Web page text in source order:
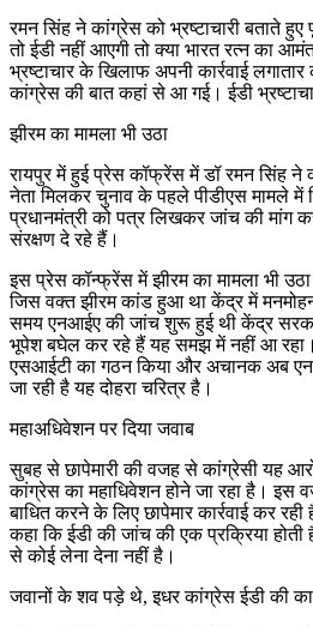
रमन सिंह ने कांग्रेस को भ्रष्टाचारी बताते हुए
तो ईडी नहीं आएगी तो क्या भारत रत्न का
भ्रष्टाचार के खिलाफ अपनी कार्रवाई
कांग्रेस की बात कहां से आ गई। ईडी
झीरम का मामला भी उठा
रायपुर में हुई प्रेस कॉफ्रेंस में डॉ रमन सिंह
नेता मिलकर चुनाव के पहले पीडीएस मामले में
प्रधानमंत्री को पत्र लिखकर जांच की मांग
संरक्षण दे रहे हैं।
इस प्रेस कॉन्फ्रेंस में झीरम का मामला भी
जिस वक्त झीरम कांड हुआ था केंद्र में
समय एनआईए की जांच शुरू हुई थी केंद्र
भूपेश बघेल कर रहे हैं यह समझ में नहीं आ
एसआईटी का गठन किया और अचानक अब
जा रही है यह दोहरा चरित्र है।
महाअधिवेशन पर दिया जवाब
सुबह से छापेमारी की वजह से कांग्रेसी यह
कांग्रेस का महाधिवेशन होने जा रहा है। इस
बाधित करने के लिए छापेमार कार्रवाई कर
कहा कि ईडी की जांच की एक प्रक्रिया
से कोई लेना देना नहीं है।
जवानों के शव पड़े थे, इधर कांग्रेस ईडी की